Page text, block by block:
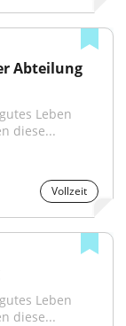
Abteilung
Leben
diese...
Vollzeit
Leben
diese...